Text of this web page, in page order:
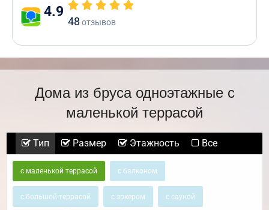
4.9
48 отзывов
Дома из бруса одноэтажные с
маленькой террасой
Тип Размер Этажность Все
с маленькой террасой с балконом
с большой террасой с эркером с сауной